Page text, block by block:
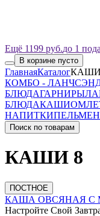
Ещё 1199 руб.до 1
В корзине пусто
ГлавнаяКаталогКАШИ
КОМБО - ЛАНЧ
БЛЮДАГАРНИРЫ
БЛЮДАКАШИ
НАПИТКИ
Поиск по товарам
КАШИ 8
ПОСТНОЕ
КАША ОВСЯНАЯ С
Настройте Свой